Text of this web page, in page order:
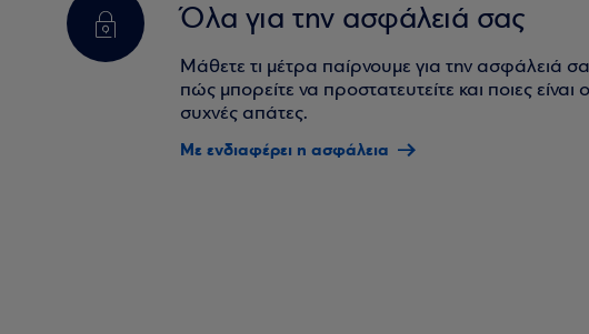
Όλα για την ασφάλειά σας
Μάθετε τι μέτρα παίρνουμε για την ασφάλειά
πώς μπορείτε να προστατευτείτε και ποιες είναι
συχνές απάτες.
Με ενδιαφέρει η ασφάλεια